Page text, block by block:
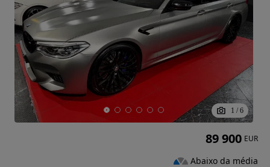
1 / 6
89 900 EUR
Abaixo da média